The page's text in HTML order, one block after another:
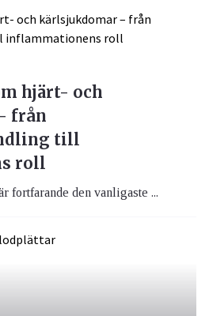
hjärt- och
från
till
roll
fortfarande den vanligaste ...